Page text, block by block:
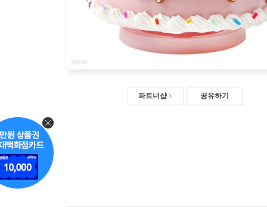
파트너샵 공유하기